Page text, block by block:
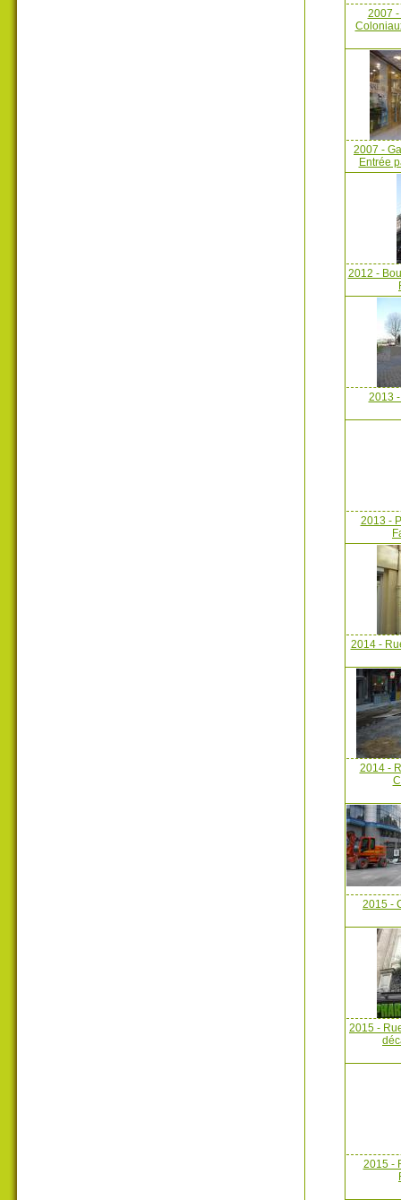
2007
2007 -
Entrée
2012 -
2013
2013 -
2014 -
2014 -
2015 -
2015 -
2015 -